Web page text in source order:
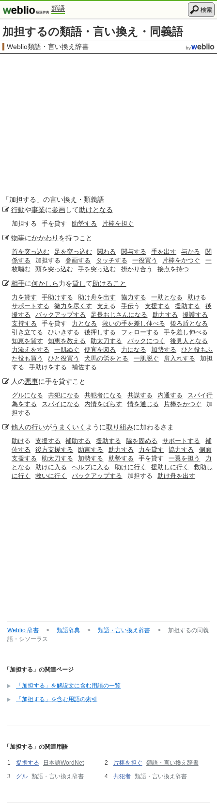
類語 検索
加担するの類語・言い換え・同義語
Weblio類語・言い換え辞書
「加担する 」の言い換え・類義語
行動や事業に参画して助けとなる
加担する 手を貸す 助勢する 片棒を担ぐ
物事にかかわり を持つこと
首を突っ込む 足を突っ込む 関わる 関与する 手を出す 与かる
関
係する
加担する 参画する タッチする 一役買う 片棒をかつぐ
一
枚噛む
頭を突っ込む 手を突っ込む 掛かり合う 接点を持つ
相手に何かしら力を貸して助けること
力を貸す 手助けする 助け舟を出す 協力する 一助となる 助ける
サポートする
微力を尽くす 支え る 手伝う 支援する 援助する
後
援する
バックアップする 足長おじさんになる 助力する
援護する
支持する
手を貸す 力となる 救いの手を差し伸べる
後ろ盾となる
引き立てる
ひいきする 後押しする フォローする
手を差し伸べる
知恵を貸す
知恵を教える 助太刀する バックにつく
後見人となる
力添えをする
一肌ぬぐ 便宜を図る 力になる 加勢する
ひと役もふ
た役も買う
ひと役買う 犬馬の労をとる 一肌脱ぐ 肩入れする
加担
する
手助けをする 補佐する
人の悪事に手を貸すこと
グルになる 共犯になる 共犯者になる 共謀する 内通する
スパイ行
為をする
スパイになる 内情をばらす 情を通じる 片棒をかつぐ
加
担する
他人の行いがうまくいく ように取り組みに加わるさま
助ける 支援する 補助する 援助する 脇を固める サポートする
補
佐する
後方支援する 助言する 助力する 力を貸す 協力する
側面
支援する
助太刀する 加勢する 助勢する 手を貸す 一翼を担う
力
となる
助けに入る ヘルプに入る 助けに行く 援助しに行く
救助し
に行く
救いに行く バックアップする 加担する 助け舟を出す
Weblio 辞書 > 類語辞典 > 類語・言い換え辞書 > 加担するの同義
語・シソーラス
「加担する」の関連ページ
「加担する」を解説文に含む用語の一覧
「加担する」を含む用語の索引
「加担する」の関連用語
提携する 日本語WordNet 片棒を担ぐ
類語・言い換え辞書
グル 類語・言い換え辞書 共犯者 類語・言い換え辞書